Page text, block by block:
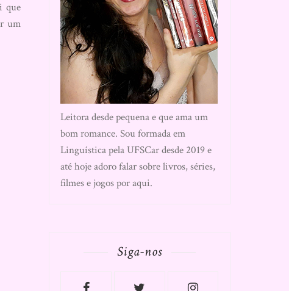
que
um
Leitora desde pequena e que ama um
bom romance. Sou formada em
Linguística pela UFSCar desde 2019 e
até hoje adoro falar sobre livros, séries,
filmes e jogos por aqui.
Siga-nos